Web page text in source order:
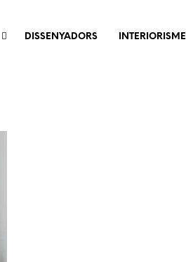
DISSENYADORS
INTERIORISME